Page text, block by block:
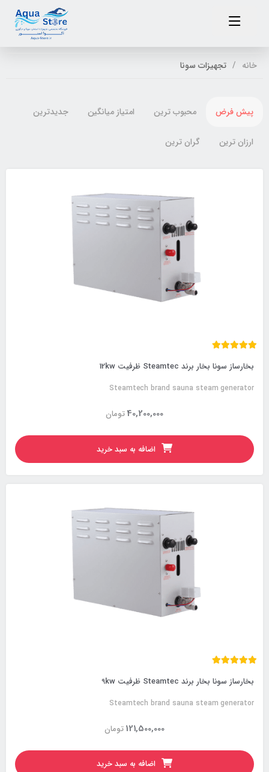
خانه تجهیزات سونا
پیش فرض محبوب ترین امتیاز میانگین جدیدترین
ارزان ترین گران ترین
بخارساز سونا بخار برند Steamtec ظرفیت 12kw
Steamtech brand sauna steam generator
تومان40,200,000
اضافه به سبد خرید
بخارساز سونا بخار برند Steamtec ظرفیت 9kw
Steamtech brand sauna steam generator
تومان121,500,000
اضافه به سبد خرید